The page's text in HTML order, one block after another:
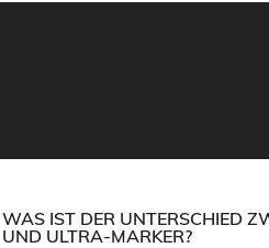
WAS IST DER UNTERSCHIED
UND ULTRA-MARKER?